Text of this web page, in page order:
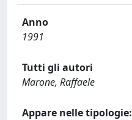
Anno
1991
Tutti gli autori
Marone, Raffaele
Appare nelle tipologie: